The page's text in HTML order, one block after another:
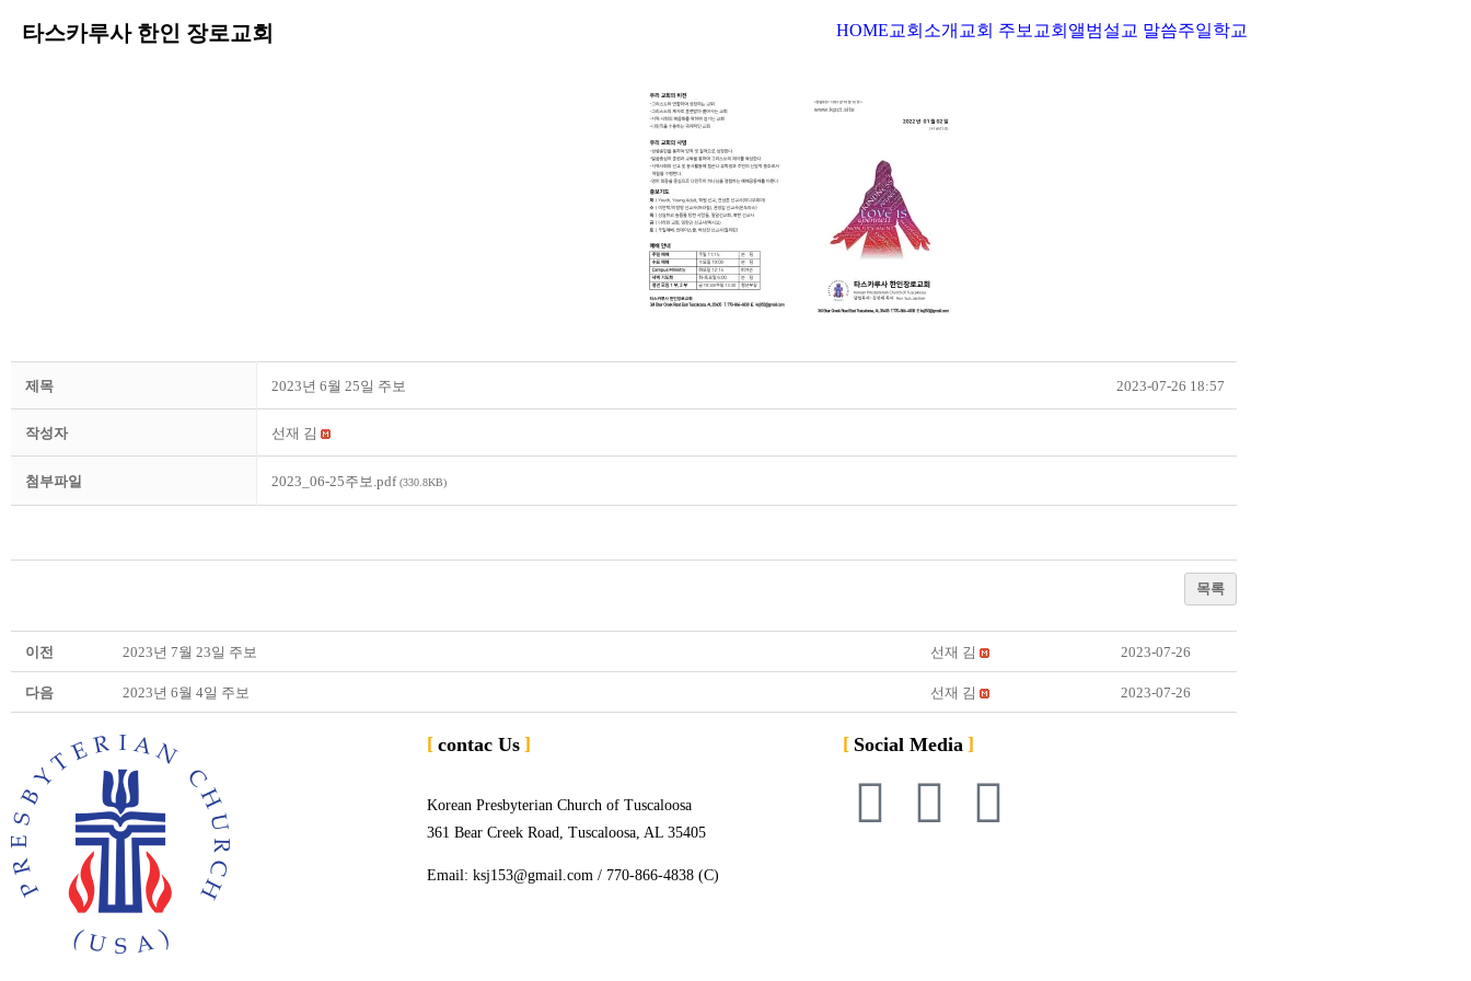
타스카루사 한인 장로교회 HOME교회소개 교회 주보 교회앨범설교 말씀주일학교
제목 2023년 6월 25일 주보 2023-07-26 18:57
작성자 선재 김
첨부파일 2023_06-25주보.pdf(330.8KB)
목록
이전 2023년 7월 23일 주보 선재 김 2023-07-26
다음 2023년 6월 4일 주보 선재 김 2023-07-26
contac Us
Korean Presbyterian Church of Tuscaloosa
361 Bear Creek Road, Tuscaloosa, AL 35405
Email: ksj153@gmail.com / 770-866-4838 (C)
Social Media